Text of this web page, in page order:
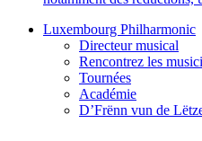
Luxembourg Philharmonic
Directeur musical
Rencontrez les
Tournées
Académie
D’Frënn vun de